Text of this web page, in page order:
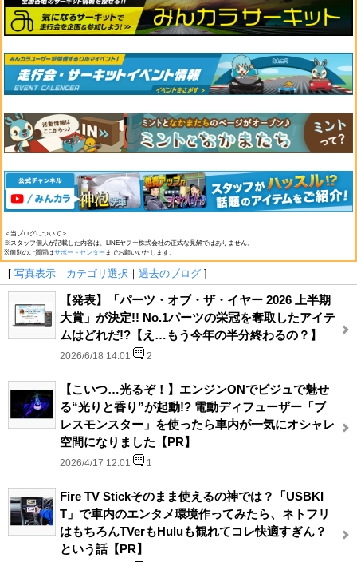
＜当ブログについて＞
※スタッフ個人が記載した内容は、LINEヤフー株式会社の正式な見解ではありません。
※個別のご質問はサポートセンターまでお願いいたします。
[ 写真表示 ｜ カテゴリ選択 ｜ 過去のブログ ]
【発表】「パーツ・オブ・ザ・イヤー 2026 上半期
大賞」が決定!! No.1パーツの栄冠を奪取したアイテ
ムはどれだ!?【え…もう今年の半分終わるの？】
2026/6/18 14:01 2
【こいつ…光るぞ！】エンジンONでビジュで魅せ
る“光りと香り”が起動!? 電動ディフューザー「ブ
レスモンスター」を使ったら車内が一気にオシャレ
空間になりました【PR】
2026/4/17 12:01 1
Fire TV Stickそのまま使えるの神では？「USBKI
T」で車内のエンタメ環境作ってみたら、ネトフリ
はもちろんTVerもHuluも観れてコレ快適すぎん？
という話【PR】